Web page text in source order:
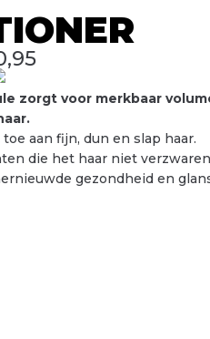
zorgt voor merkbaar
aan fijn, dun en slap haar.
die het haar niet
gezondheid en